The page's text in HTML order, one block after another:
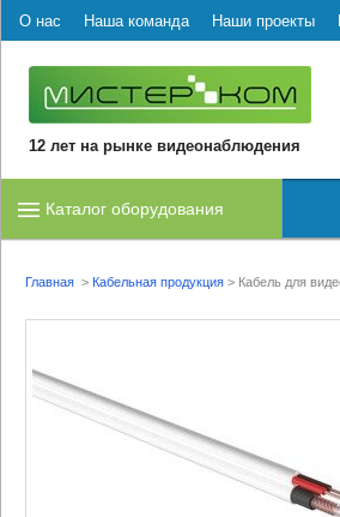
О нас Наша команда Наши проекты
12 лет на рынке видеонаблюдения
Каталог оборудования
Главная > Кабельная продукция > Кабель для